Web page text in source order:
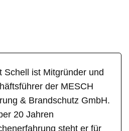
Schell ist Mitgründer und
der MESCH
& Brandschutz GmbH.
20 Jahren
steht er für